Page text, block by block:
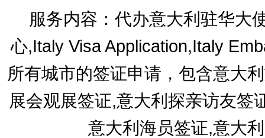
服务内容：代办意大利驻华大
心,Italy Visa Application,Italy
所有城市的签证申请，包含意大
展会观展签证,意大利探亲访友签
意大利海员签证,意大